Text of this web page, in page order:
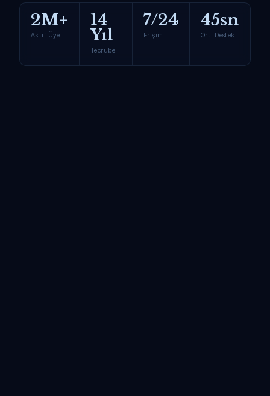
2M+
Aktif Üye
14
Yıl
Tecrübe
7/24
Erişim
45sn
Ort. Destek